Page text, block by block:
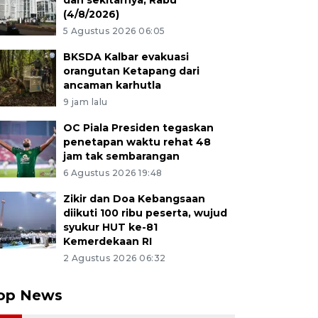
(4/8/2026)
5 Agustus 2026 06:05
BKSDA Kalbar evakuasi
orangutan Ketapang dari
ancaman karhutla
9 jam lalu
OC Piala Presiden tegaskan
penetapan waktu rehat 48
jam tak sembarangan
6 Agustus 2026 19:48
Zikir dan Doa Kebangsaan
diikuti 100 ribu peserta, wujud
syukur HUT ke-81
Kemerdekaan RI
2 Agustus 2026 06:32
News